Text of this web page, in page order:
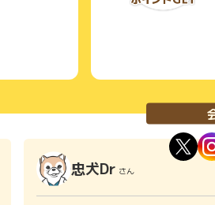
忠犬Dr さん